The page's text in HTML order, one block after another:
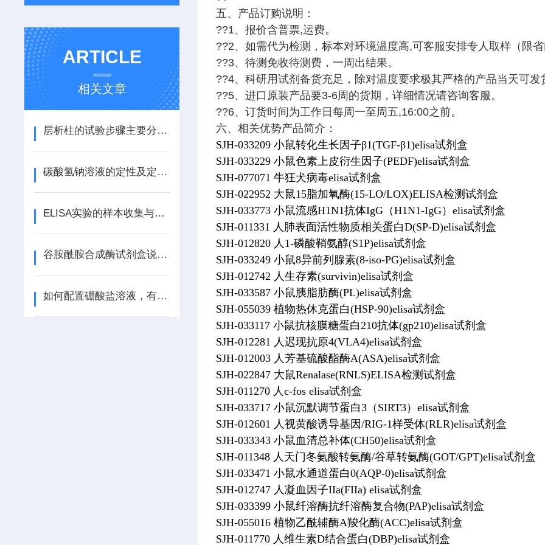
五、产品订购说明：
??1、报价含普票,运费。
??2、如需代为检测，标本对环境温度高,可客服安排专人取样（限省
??3、待测免收待测费，一周出结果。
??4、科研用试剂备货充足，除对温度要求极其严格的产品当天可发
??5、进口原装产品要3-6周的货期，详细情况请咨询客服。
??6、订货时间为工作日每周一至周五,16:00之前。
六、相关优势产品简介：
SJH-033209 小鼠转化生长因子β1(TGF-β1)elisa试剂盒
SJH-033229 小鼠色素上皮衍生因子(PEDF)elisa试剂盒
SJH-077071 牛狂犬病毒elisa试剂盒
SJH-022952 大鼠15脂加氧酶(15-LO/LOX)ELISA检测试剂盒
SJH-033773 小鼠流感H1N1抗体IgG（H1N1-IgG）elisa试剂盒
SJH-011331 人肺表面活性物质相关蛋白D(SP-D)elisa试剂盒
SJH-012820 人1-磷酸鞘氨醇(S1P)elisa试剂盒
SJH-033249 小鼠8异前列腺素(8-iso-PG)elisa试剂盒
SJH-012742 人生存素(survivin)elisa试剂盒
SJH-033587 小鼠胰脂肪酶(PL)elisa试剂盒
SJH-055039 植物热休克蛋白(HSP-90)elisa试剂盒
SJH-033117 小鼠抗核膜糖蛋白210抗体(gp210)elisa试剂盒
SJH-012281 人迟现抗原4(VLA4)elisa试剂盒
SJH-012003 人芳基硫酸酯酶A(ASA)elisa试剂盒
SJH-022847 大鼠Renalase(RNLS)ELISA检测试剂盒
SJH-011270 人c-fos elisa试剂盒
SJH-033717 小鼠沉默调节蛋白3（SIRT3）elisa试剂盒
SJH-012601 人视黄酸诱导基因/RIG-1样受体(RLR)elisa试剂盒
SJH-033343 小鼠血清总补体(CH50)elisa试剂盒
SJH-011348 人天门冬氨酸转氨酶/谷草转氨酶(GOT/GPT)elisa试剂盒
SJH-033471 小鼠水通道蛋白0(AQP-0)elisa试剂盒
SJH-012747 人凝血因子IIa(FIIa) elisa试剂盒
SJH-033399 小鼠纤溶酶抗纤溶酶复合物(PAP)elisa试剂盒
SJH-055016 植物乙酰辅酶A羧化酶(ACC)elisa试剂盒
SJH-011770 人维生素D结合蛋白(DBP)elisa试剂盒
ARTICLE
相关文章
层析柱的试验步骤主要分为五步
碳酸氢钠溶液的定性及定量分析过程
ELISA实验的样本收集与前期准备
谷胺酰胺合成酶试剂盒说明书
如何配置硼酸盐溶液，有9步